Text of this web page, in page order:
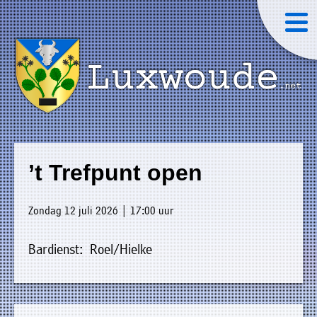
’t Trefpunt open
Zondag 12 juli 2026 | 17:00 uur
Bardienst: Roel/Hielke
»
Home
»
Welkom
»
Nieuws
»
Agenda
»
Luxwoude.net
website@luxwoude.net
Plaatselijk
belang
Op
dit
moment
bestaat
het
bestuur